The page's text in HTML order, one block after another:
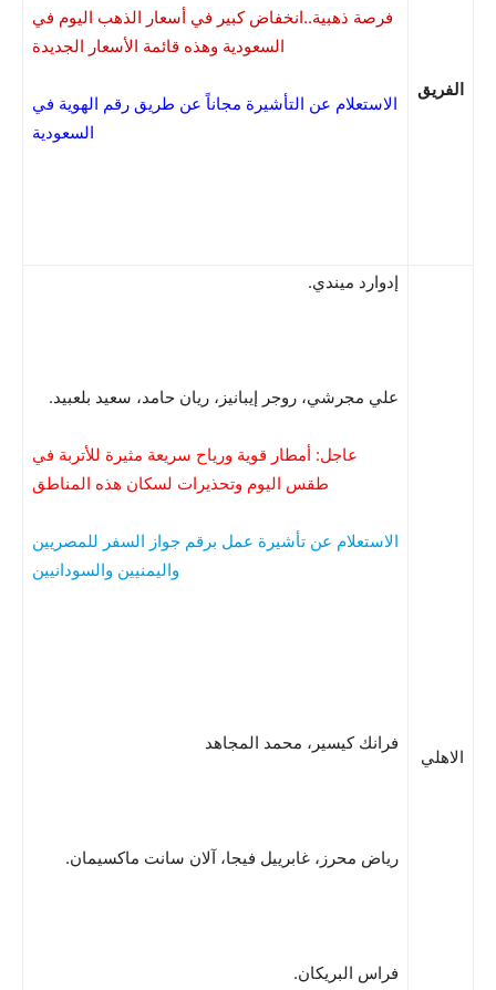
الفريق
فرصة ذهبية..انخفاض كبير في أسعار الذهب اليوم في
السعودية وهذه قائمة الأسعار الجديدة
الاستعلام عن التأشيرة مجاناً عن طريق رقم الهوية في
السعودية
الاهلي
إدوارد ميندي.
علي مجرشي، روجر إيبانيز، ريان حامد، سعيد بلعبيد.
عاجل: أمطار قوية ورياح سريعة مثيرة للأتربة في
طقس اليوم وتحذيرات لسكان هذه المناطق
الاستعلام عن تأشيرة عمل برقم جواز السفر للمصريين
واليمنيين والسودانيين
فرانك كيسير، محمد المجاهد
رياض محرز، غابرييل فيجا، آلان سانت ماكسيمان.
فراس البريكان.